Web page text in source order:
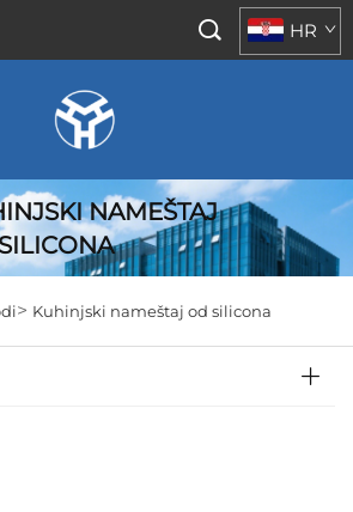
HR
NAMEŠTAJ
> Kuhinjski nameštaj od silicona